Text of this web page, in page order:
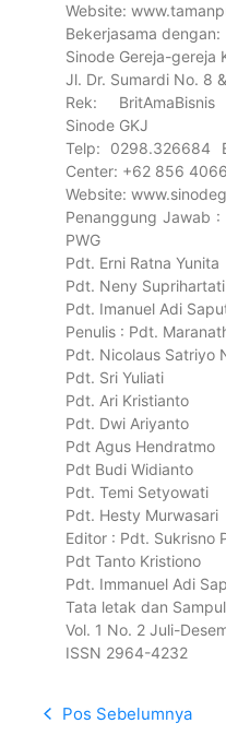
Website:
Bekerjasama dengan:
Sinode Gereja-gereja
Jl. Dr. Sumardi No. 8
Rek:
Sinode GKJ
Telp: 0298.326684
Center: +62 856
Website:
Penanggung Jawab :
PWG
Pdt. Erni Ratna Yunita
Pdt. Neny Suprihartati
Pdt. Imanuel Adi
Penulis : Pdt.
Pdt. Nicolaus Satriyo
Pdt. Sri Yuliati
Pdt. Ari Kristianto
Pdt. Dwi Ariyanto
Pdt Agus Hendratmo
Pdt Budi Widianto
Pdt. Temi Setyowati
Pdt. Hesty Murwasari
Editor : Pdt. Sukrisno
Pdt Tanto Kristiono
Pdt. Immanuel Adi
Tata letak dan
Vol. 1 No. 2 Juli-
ISSN 2964-4232
Pos Sebelumnya